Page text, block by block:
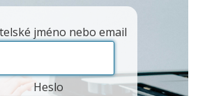
jméno nebo email
Heslo